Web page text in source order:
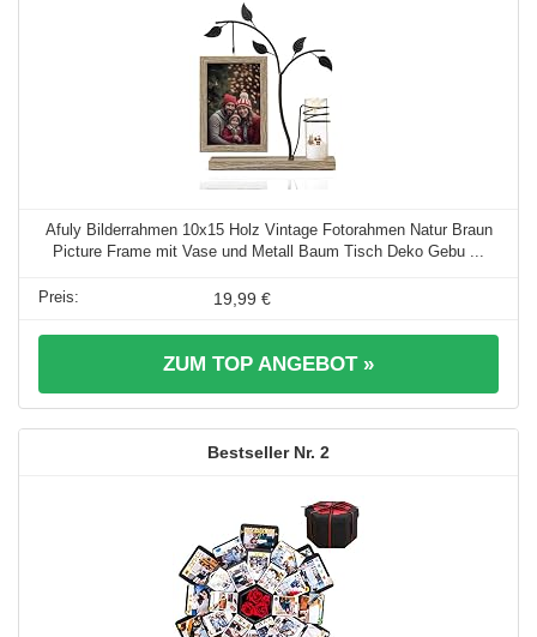
Afuly Bilderrahmen 10x15 Holz Vintage Fotorahmen Natur Braun
Picture Frame mit Vase und Metall Baum Tisch Deko Gebu ...
19,99 €
ZUM TOP ANGEBOT »
2